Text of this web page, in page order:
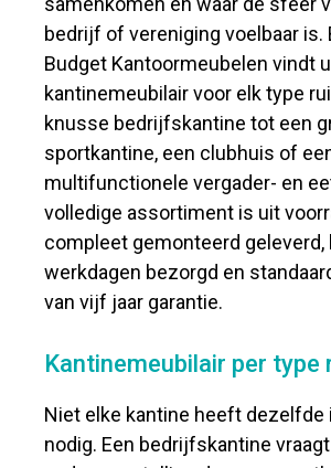
bedrijf of vereniging voelbaar is.
Budget Kantoormeubelen vindt u
kantinemeubilair voor elk type
knusse bedrijfskantine tot een
sportkantine, een clubhuis of
multifunctionele vergader- en
volledige assortiment is uit
compleet gemonteerd geleverd,
werkdagen bezorgd en
van vijf jaar garantie.
Kantinemeubilair per type
Niet elke kantine heeft dezelfde
nodig. Een bedrijfskantine